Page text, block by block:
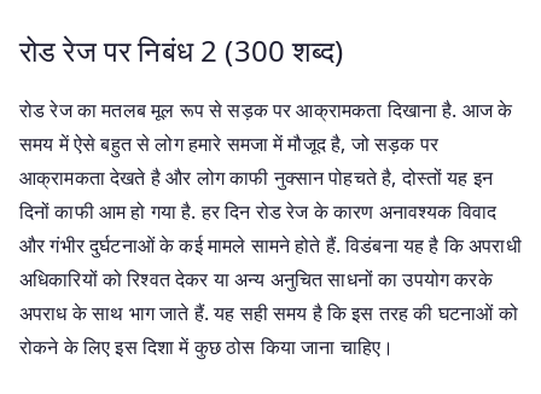
रोड रेज पर निबंध 2 (300 शब्द)
रोड रेज का मतलब मूल रूप से सड़क पर आक्रामकता दिखाना है. आज के
समय में ऐसे बहुत से लोग हमारे समजा में मौजूद है, जो सड़क पर
आक्रामकता देखते है और लोग काफी नुक्सान पोहचते है, दोस्तों यह इन
दिनों काफी आम हो गया है. हर दिन रोड रेज के कारण अनावश्यक विवाद
और गंभीर दुर्घटनाओं के कई मामले सामने होते हैं. विडंबना यह है कि अपराधी
अधिकारियों को रिश्वत देकर या अन्य अनुचित साधनों का उपयोग करके
अपराध के साथ भाग जाते हैं. यह सही समय है कि इस तरह की घटनाओं को
रोकने के लिए इस दिशा में कुछ ठोस किया जाना चाहिए।